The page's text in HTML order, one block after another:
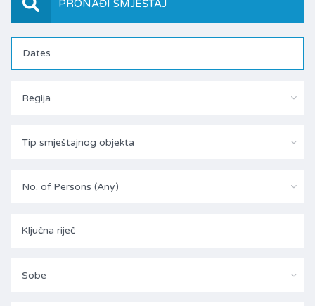
PRONAĐI SMJEŠTAJ
Regija
Tip smještajnog objekta
No. of Persons (Any)
Sobe